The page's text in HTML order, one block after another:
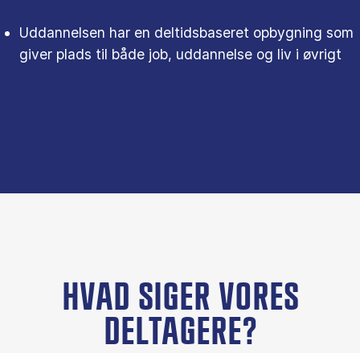
Uddannelsen har en deltidsbaseret opbygning som
giver plads til både job, uddannelse og liv i øvrigt
HVAD SIGER VORES
DELTAGERE?